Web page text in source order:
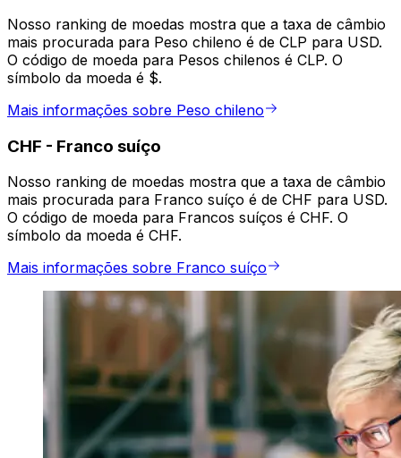
Nosso ranking de moedas mostra que a taxa de câmbio
mais procurada para Peso chileno é de CLP para USD.
O código de moeda para Pesos chilenos é CLP. O
símbolo da moeda é $.
Mais informações sobre Peso chileno
CHF - Franco suíço
Nosso ranking de moedas mostra que a taxa de câmbio
mais procurada para Franco suíço é de CHF para USD.
O código de moeda para Francos suíços é CHF. O
símbolo da moeda é CHF.
Mais informações sobre Franco suíço